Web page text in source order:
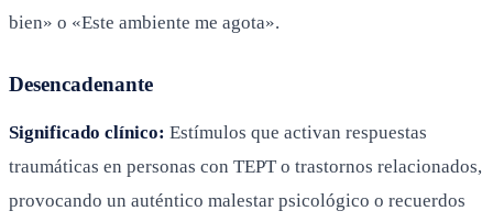
bien» o «Este ambiente me agota».
Desencadenante
Significado clínico: Estímulos que activan respuestas
traumáticas en personas con TEPT o trastornos relacionados,
provocando un auténtico malestar psicológico o recuerdos